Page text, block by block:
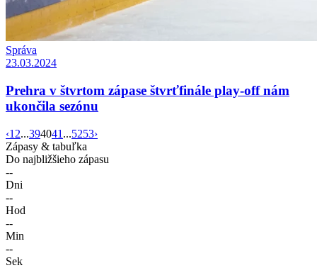
Správa
23.03.2024
Prehra v štvrtom zápase štvrťfinále play-off nám
ukončila sezónu
‹1 2...394041 ...5253›
Zápasy & tabuľka
Do najbližšieho zápasu
--
Dni
--
Hod
--
Min
--
Sek